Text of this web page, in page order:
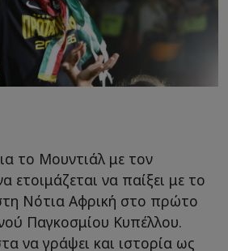
το Μουντιάλ με τον
ετοιμάζεται να παίξει με το
Νότια Αφρική στο πρώτο
Παγκοσμίου Κυπέλλου.
να γράψει και ιστορία ως